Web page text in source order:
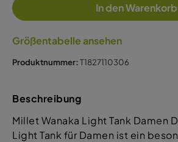
In den Warenkorb
Größentabelle ansehen
Produktnummer:T1827110306
Beschreibung
Millet Wanaka Light Tank Damen
Light Tank für Damen ist ein